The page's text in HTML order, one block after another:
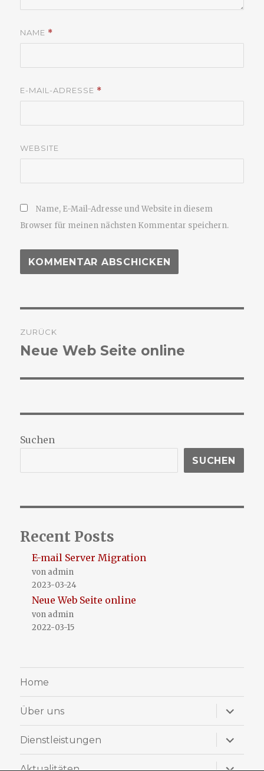
NAME *
E-MAIL-ADRESSE *
WEBSITE
Name, E-Mail-Adresse und Website in diesem
Browser für meinen nächsten Kommentar speichern.
ZURÜCK
Vorheriger
Neue Web Seite online
Suchen
SUCHEN
Recent Posts
E-mail Server Migration
von admin
2023-03-24
Neue Web Seite online
von admin
2022-03-15
Home
Über uns
Dienstleistungen